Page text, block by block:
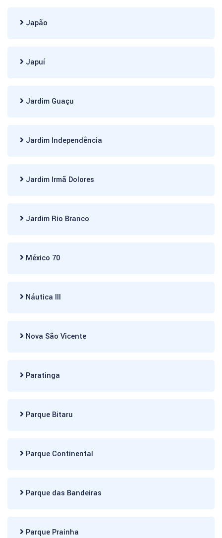
Japão
Japuí
Jardim Guaçu
Jardim Independência
Jardim Irmã Dolores
Jardim Rio Branco
México 70
Náutica III
Nova São Vicente
Paratinga
Parque Bitaru
Parque Continental
Parque das Bandeiras
Parque Prainha